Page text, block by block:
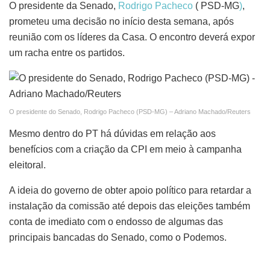
O presidente da Senado, Rodrigo Pacheco ( PSD-MG),
prometeu uma decisão no início desta semana, após
reunião com os líderes da Casa. O encontro deverá expor
um racha entre os partidos.
O presidente do Senado, Rodrigo Pacheco (PSD-MG) – Adriano Machado/Reuters
Mesmo dentro do PT há dúvidas em relação aos
benefícios com a criação da CPI em meio à campanha
eleitoral.
A ideia do governo de obter apoio político para retardar a
instalação da comissão até depois das eleições também
conta de imediato com o endosso de algumas das
principais bancadas do Senado, como o Podemos.